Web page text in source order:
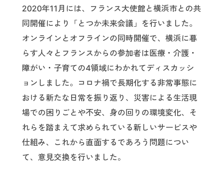
2020年11月には、フランス大使館と横浜市との共
同開催により「とつか未来会議」を行いました。
オンラインとオフラインの同時開催で、横浜に暮
らす人々とフランスからの参加者は医療・介護・
障がい・子育ての4領域にわかれてディスカッシ
ョンしました。コロナ禍で長期化する非常事態に
おける新たな日常を振り返り、災害による生活現
場での困りごとや不安、身の回りの環境変化、そ
れらを踏まえて求められている新しいサービスや
仕組み、これから直面するであろう問題につい
て、意見交換を行いました。